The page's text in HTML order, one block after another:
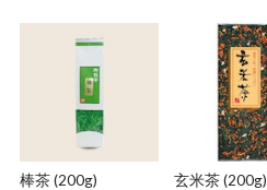
棒茶 (200g) 玄米茶 (200g)